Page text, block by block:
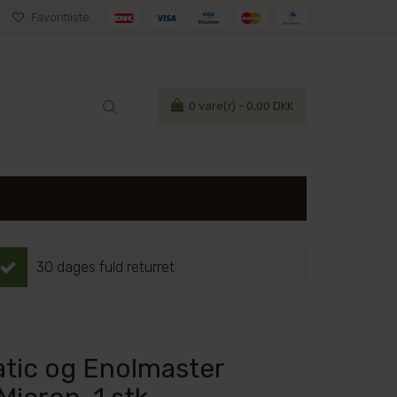
Favoritliste
0 vare(r) - 0,00 DKK
30 dages fuld returret
og Enolmaster